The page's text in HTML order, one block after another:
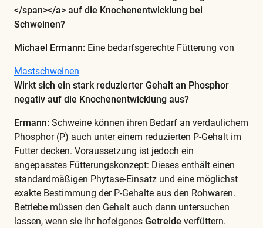
finden
Sie
Glossar
</span></a> auf die Knochenentwicklung bei
Schweinen?
Michael Ermann: Eine bedarfsgerechte Fütterung von
Mastschweinen
Wirkt sich ein stark reduzierter Gehalt an Phosphor
negativ auf die Knochenentwicklung aus?
Ermann: Schweine können ihren Bedarf an verdaulichem
Phosphor (P) auch unter einem reduzierten P-Gehalt im
Futter decken. Voraussetzung ist jedoch ein
angepasstes Fütterungskonzept: Dieses enthält einen
standardmäßigen Phytase-Einsatz und eine möglichst
exakte Bestimmung der P-Gehalte aus den Rohwaren.
Betriebe müssen den Gehalt auch dann untersuchen
lassen, wenn sie ihr hofeigenes Getreide verfüttern.